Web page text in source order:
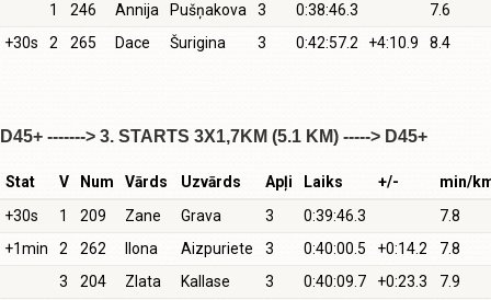
1
246 Annija Pušņakova 3 0:38:46.3
7.6
+30s
2 265 Dace Šurigina 3 0:42:57.2 +4:10.9 8.4
D45+ -------> 3. STARTS 3X1,7KM (5.1 KM) -----> D45+
Stat V Num Vārds Uzvārds Apļi Laiks +/-
min/
+30s
1 209 Zane Grava 3 0:39:46.3
7.8
+1min
2 262 Ilona Aizpuriete 3 0:40:00.5 +0:14.2
7.8
3
204 Zlata Kallase 3 0:40:09.7 +0:23.3
7.9